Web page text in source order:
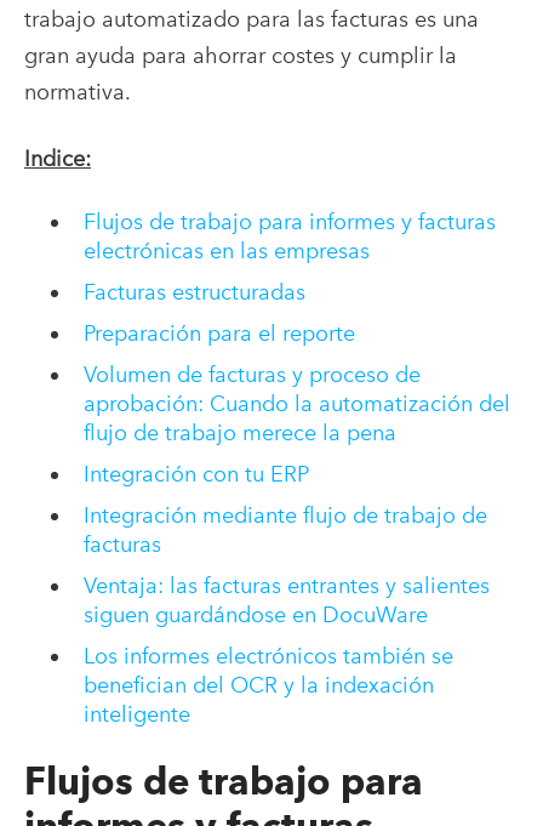
trabajo automatizado para las facturas es una
gran ayuda para ahorrar costes y cumplir la
normativa.
Indice:
Flujos de trabajo para informes y facturas
electrónicas en las empresas
Facturas estructuradas
Preparación para el reporte
Volumen de facturas y proceso de
aprobación: Cuando la automatización del
flujo de trabajo merece la pena
Integración con tu ERP
Integración mediante flujo de trabajo de
facturas
Ventaja: las facturas entrantes y salientes
siguen guardándose en DocuWare
Los informes electrónicos también se
benefician del OCR y la indexación
inteligente
Flujos de trabajo para